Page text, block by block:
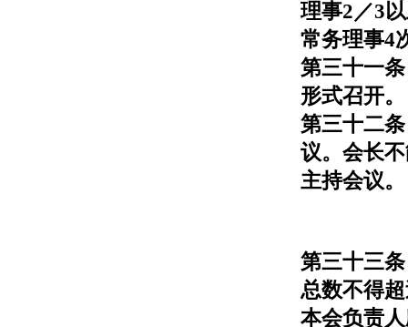
理事2／3
常务理事4
第三十一
形式召开。
第三十二
议。会长
主持会议。
第三十三
总数不得
本会负责